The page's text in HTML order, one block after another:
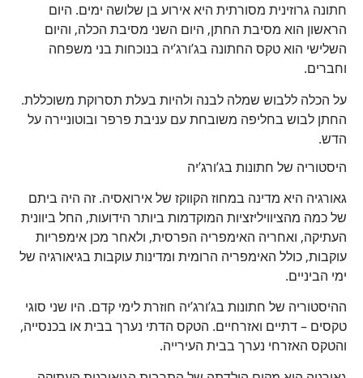
חתונה גרוזינית מסורתית היא אירוע בן שלושה ימים. היום
הראשון הוא מסיבת החתן, היום השני מסיבת הכלה, והיום
השלישי הוא טקס החתונה בג’ורג’יה בנוכחות בני משפחה
וחברים.
על הכלה ללבוש שמלה לבנה ולהיות בעלת תסרוקת משוכללת.
החתן לבוש בחליפה משובחת עם עניבת פרפר ובוטוניירה על
הדש.
היסטוריה של חתונות בג’ורג’יה
גאורגיה היא מדינה במחוז הקווקז של אירואסיה. זה היה ביתם
של כמה מהציוויליזציות המוקדמות ביותר הידועות, החל ביוונית
העתיקה, ואחריה האימפריה הפרסית, ולאחר מכן אימפריות
עוקבות, כולל האימפריה הרומית ומדינות עוקבות בגיאורגיה של
ימי הביניים.
ההיסטוריה של חתונות בג’ורג’יה חוזרת לימי קדם. היו שני סוגי
טקסים – דתיים ואזרחיים. הטקס הדתי נערך בבית או בכנסייה,
והטקס האזרחי נערך בבית העירייה.